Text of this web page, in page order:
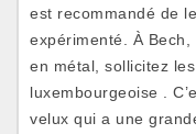
est recommandé de
expérimenté. À
en métal, sollicitez
luxembourgeoise .
velux qui a une